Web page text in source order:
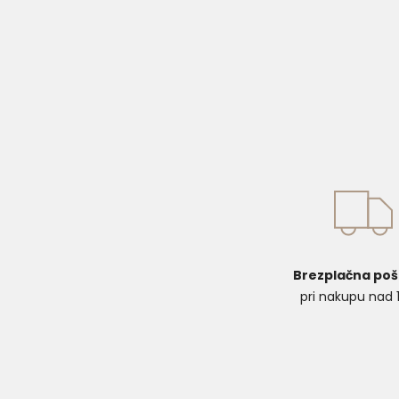
Brezplačna
pri nakupu nad